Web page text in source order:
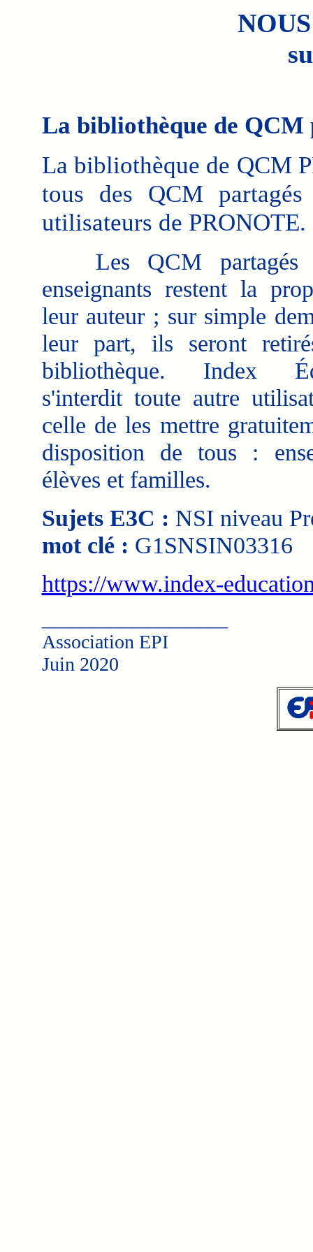
La bibliothèque de QCM
La bibliothèque de QCM
tous des QCM
utilisateurs de PRONOTE.
Les QCM partagés
enseignants restent la
leur auteur ; sur simple
leur part, ils seront
bibliothèque. Index
s'interdit toute autre
celle de les mettre
disposition de tous :
élèves et familles.
Sujets E3C : NSI niveau
mot clé : G1SNSIN03316
https://www.index-
Association EPI
Juin 2020